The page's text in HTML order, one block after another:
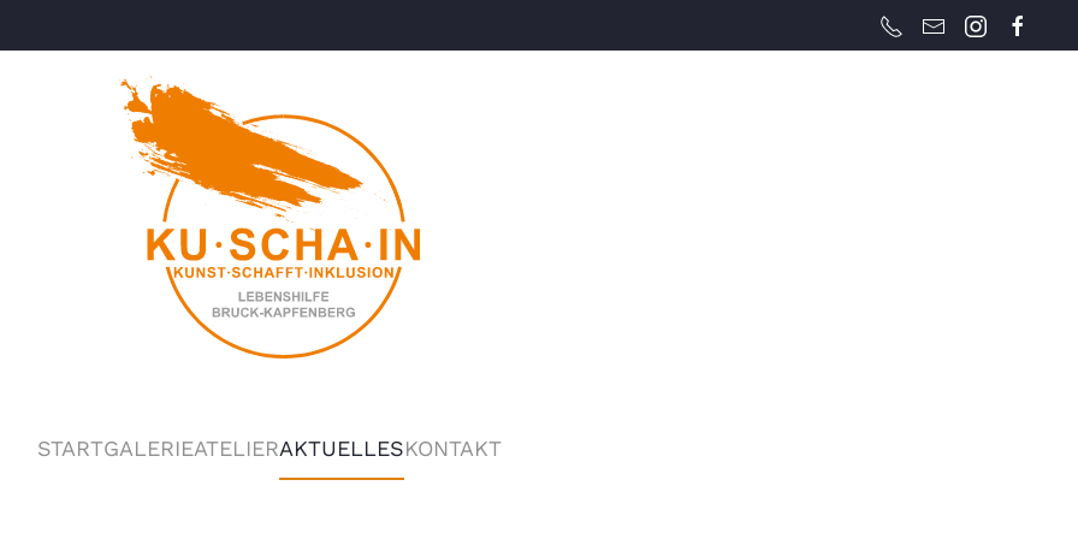
STARTGALERIEATELIERAKTUELLESKONTAKT